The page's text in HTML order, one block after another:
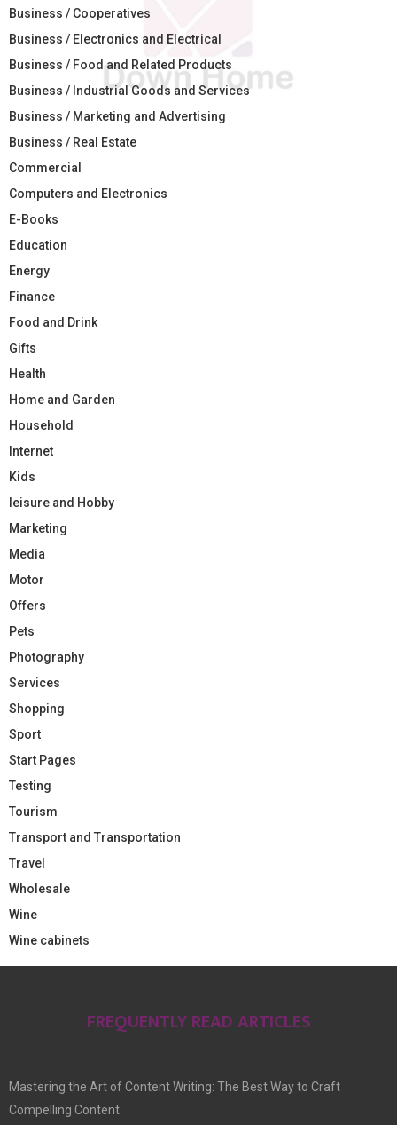
Business / Cooperatives
Business / Electronics and Electrical
Business / Food and Related Products
Business / Industrial Goods and Services
Business / Marketing and Advertising
Business / Real Estate
Commercial
Computers and Electronics
E-Books
Education
Energy
Finance
Food and Drink
Gifts
Health
Home and Garden
Household
Internet
Kids
leisure and Hobby
Marketing
Media
Motor
Offers
Pets
Photography
Services
Shopping
Sport
Start Pages
Testing
Tourism
Transport and Transportation
Travel
Wholesale
Wine
Wine cabinets
FREQUENTLY READ ARTICLES
Mastering the Art of Content Writing: The Best Way to Craft
Compelling Content